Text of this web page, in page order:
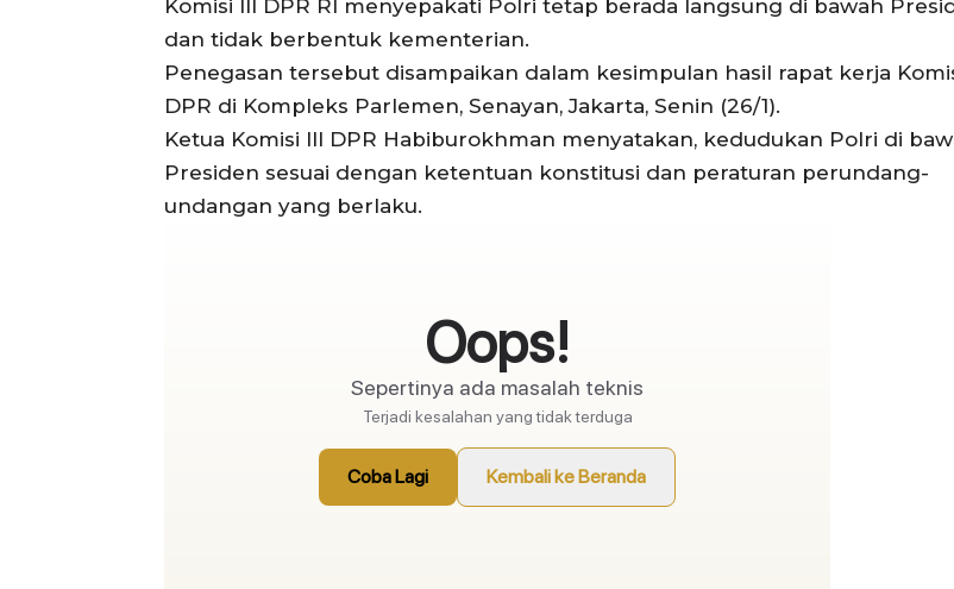
Komisi III DPR RI menyepakati Polri tetap berada langsung di bawah
dan tidak berbentuk kementerian.
Penegasan tersebut disampaikan dalam kesimpulan hasil rapat kerja
DPR di Kompleks Parlemen, Senayan, Jakarta, Senin (26/1).
Ketua Komisi III DPR Habiburokhman menyatakan, kedudukan Polri di
Presiden sesuai dengan ketentuan konstitusi dan peraturan perundang-
undangan yang berlaku.